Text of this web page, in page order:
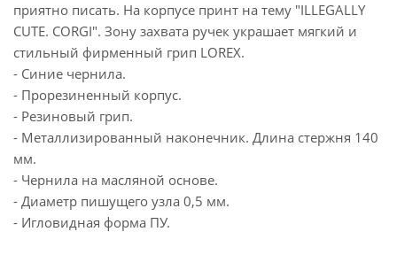
приятно писать. На корпусе принт на тему "ILLEGALLY
CUTE. CORGI". Зону захвата ручек украшает мягкий и
стильный фирменный грип LOREX.
- Синие чернила.
- Прорезиненный корпус.
- Резиновый грип.
- Металлизированный наконечник. Длина стержня 140
мм.
- Чернила на масляной основе.
- Диаметр пишущего узла 0,5 мм.
- Игловидная форма ПУ.